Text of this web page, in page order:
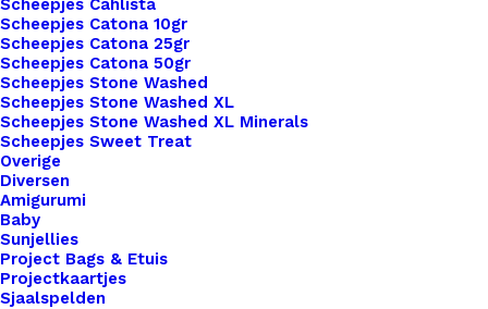
Scheepjes Cahlista
Scheepjes Catona 10gr
Scheepjes Catona 25gr
Scheepjes Catona 50gr
Scheepjes Stone Washed
Scheepjes Stone Washed XL
Scheepjes Stone Washed XL Minerals
Scheepjes Sweet Treat
Overige
Diversen
Amigurumi
Baby
Sunjellies
Project Bags & Etuis
Projectkaartjes
Sjaalspelden
€0,80